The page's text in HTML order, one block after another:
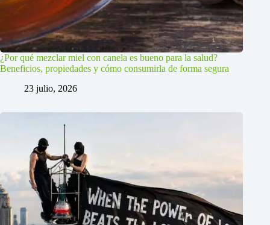
¿Por qué mezclar miel con canela es bueno para la salud?
Beneficios, propiedades y cómo consumirla de forma segura
23 julio, 2026